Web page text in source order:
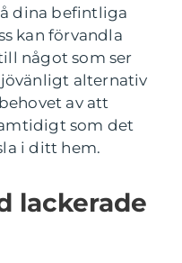
dina befintliga
kan förvandla
något som ser
alternativ
av att
som det
i ditt hem.
lackerade